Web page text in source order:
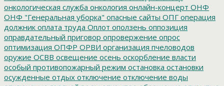
онкологическая служба онкология онлайн-концерт ОНФ
ОНФ "Генеральная уборка" опасные сайты ОПГ операция
должник оплата труда Оплот оползень оппозиция
оправдательный приговор опровержение опрос
оптимизация ОПФР ОРВИ организация пчеловодов
оружие ОСВВ освещение осень оскорбление власти
особый противопожарный режим остановка остановки
осужденные отдых отключение отключение воды